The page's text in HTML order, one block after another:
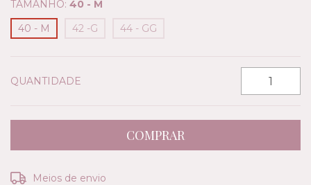
TAMANHO: 40 - M
40 - M
42 -G 44 - GG
QUANTIDADE
Entregas para o CEP:
Meios de envio